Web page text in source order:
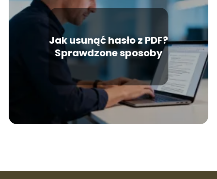
Jak usunąć hasło z PDF?
Sprawdzone sposoby